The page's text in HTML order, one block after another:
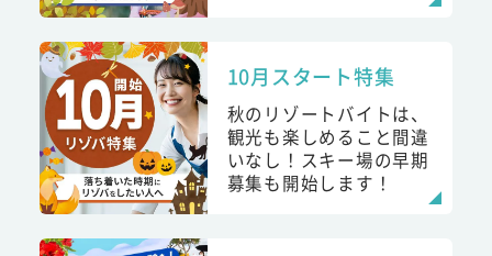
10月スタート特集
秋のリゾートバイトは、
観光も楽しめること間違
いなし！スキー場の早期
募集も開始します！